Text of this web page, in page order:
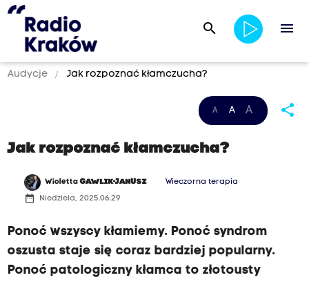
search menu
Audycje Jak rozpoznać kłamczucha?
A A A share
Jak rozpoznać kłamczucha?
WiolettaGAWLIK-JANUSZ Wieczorna terapia
date_range Niedziela, 2025.06.29
Ponoć wszyscy kłamiemy. Ponoć syndrom
oszusta staje się coraz bardziej popularny.
Ponoć patologiczny kłamca to złotousty